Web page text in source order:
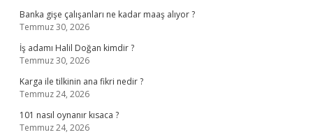
Banka gişe çalışanları ne kadar maaş alıyor ?
Temmuz 30, 2026
İş adamı Halil Doğan kimdir ?
Temmuz 30, 2026
Karga ile tilkinin ana fikri nedir ?
Temmuz 24, 2026
101 nasıl oynanır kısaca ?
Temmuz 24, 2026